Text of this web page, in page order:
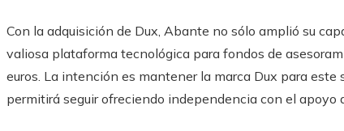
Con la adquisición de Dux, Abante no sólo amplió su
valiosa plataforma tecnológica para fondos de
euros. La intención es mantener la marca Dux para
permitirá seguir ofreciendo independencia con el apoyo